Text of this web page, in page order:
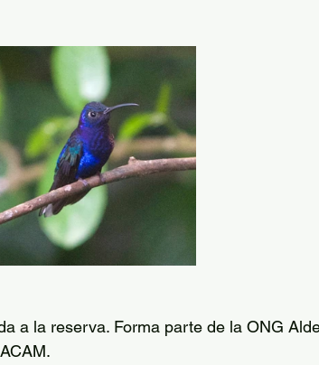
a la reserva. Forma parte de la ONG